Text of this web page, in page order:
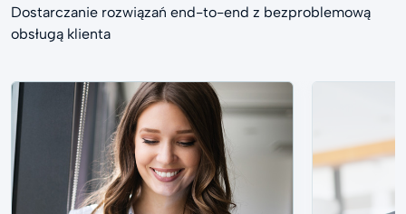
Dostarczanie rozwiązań end-to-end z bezproblemową
obsługą klienta